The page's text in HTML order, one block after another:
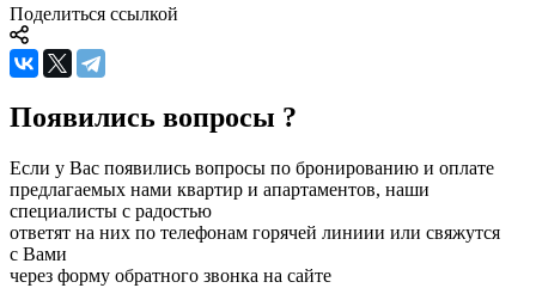
Поделиться ссылкой
Появились вопросы ?
Если у Вас появились вопросы по бронированию и оплате
предлагаемых нами квартир и апартаментов, наши
специалисты с радостью
ответят на них по телефонам горячей линиии или свяжутся
с Вами
через форму обратного звонка на сайте